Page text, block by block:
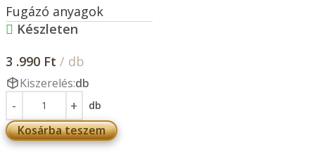
Fugázó anyagok
Készleten
3 .990 Ft / db
Kiszerelés:db
db
Kosárba teszem